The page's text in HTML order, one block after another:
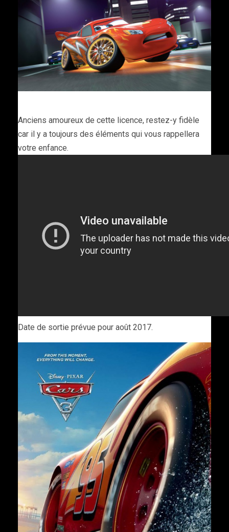
Anciens amoureux de cette licence, restez-y fidèle
car il y a toujours des éléments qui vous rappellera
votre enfance.
Date de sortie prévue pour août 2017.